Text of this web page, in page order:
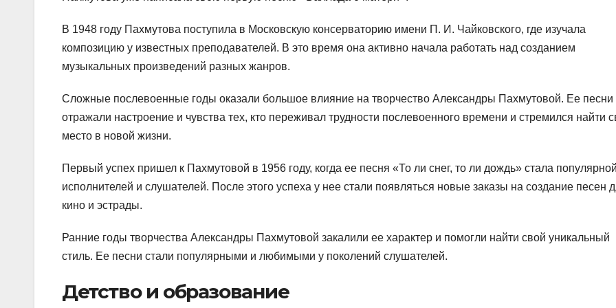
В 1948 году Пахмутова поступила в Московскую консерваторию имени П. И. Чайковского, где изучала
композицию у известных преподавателей. В это время она активно начала работать над созданием
музыкальных произведений разных жанров.
Сложные послевоенные годы оказали большое влияние на творчество Александры Пахмутовой. Ее песни
отражали настроение и чувства тех, кто переживал трудности послевоенного времени и стремился найти
место в новой жизни.
Первый успех пришел к Пахмутовой в 1956 году, когда ее песня «То ли снег, то ли дождь» стала
исполнителей и слушателей. После этого успеха у нее стали появляться новые заказы на создание песен
кино и эстрады.
Ранние годы творчества Александры Пахмутовой закалили ее характер и помогли найти свой уникальный
стиль. Ее песни стали популярными и любимыми у поколений слушателей.
Детство и образование